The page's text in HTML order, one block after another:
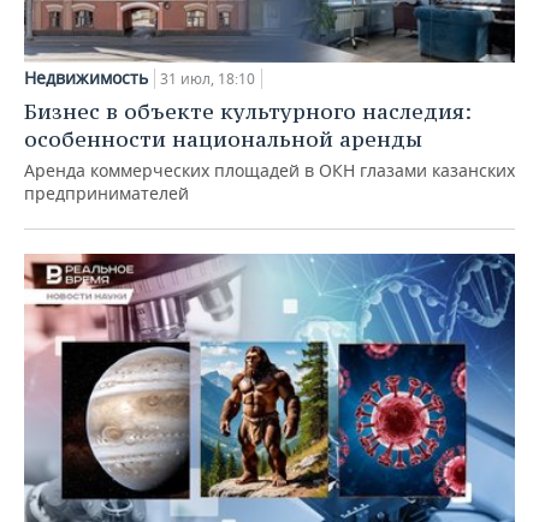
Недвижимость 31 июл, 18:10
Бизнес в объекте культурного наследия:
особенности национальной аренды
Аренда коммерческих площадей в ОКН глазами казанских
предпринимателей